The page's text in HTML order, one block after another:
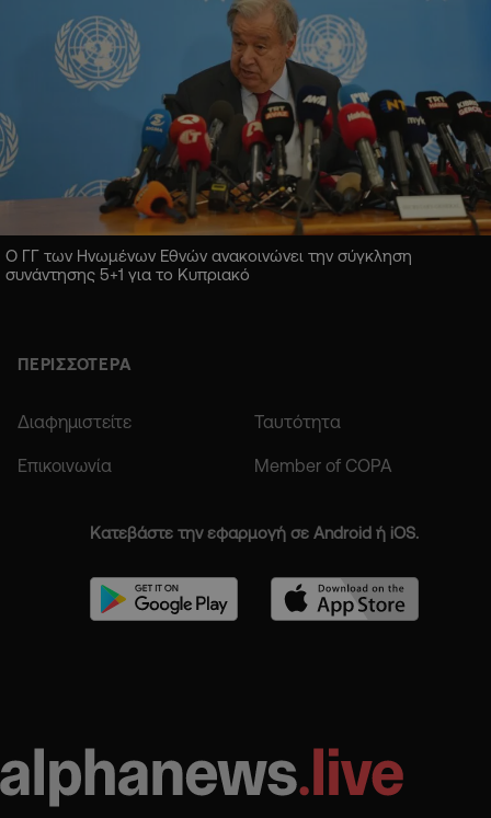
Ο ΓΓ των Ηνωμένων Εθνών ανακοινώνει την σύγκληση
συνάντησης 5+1 για το Κυπριακό
ΠΕΡΙΣΣΟΤΕΡΑ
Διαφημιστείτε Ταυτότητα
Επικοινωνία Member of COPA
Κατεβάστε την εφαρμογή σε Android ή iOS.